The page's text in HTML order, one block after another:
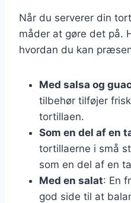
Når du serverer din
måder at gøre det på.
hvordan du kan
Med salsa og
tilbehør tilføjer
tortillaen.
Som en del af en
tortillaerne i små
som en del af en
Med en salat: En
god side til at